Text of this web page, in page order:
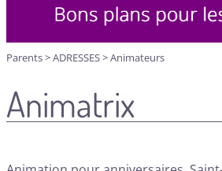
Parents>ADRESSES>Animateurs
Animatrix